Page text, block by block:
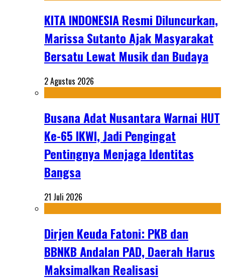
KITA INDONESIA Resmi Diluncurkan,
Marissa Sutanto Ajak Masyarakat
Bersatu Lewat Musik dan Budaya
2 Agustus 2026
Busana Adat Nusantara Warnai HUT
Ke-65 IKWI, Jadi Pengingat
Pentingnya Menjaga Identitas
Bangsa
21 Juli 2026
Dirjen Keuda Fatoni: PKB dan
BBNKB Andalan PAD, Daerah Harus
Maksimalkan Realisasi